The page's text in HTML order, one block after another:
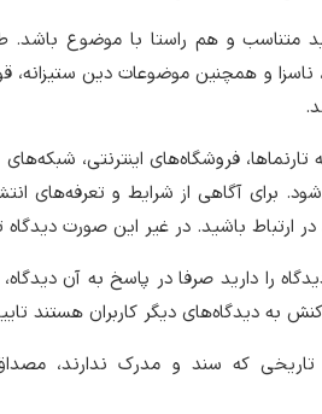
باید متناسب و هم راستا با موضوع
و همچنین موضوعات دین ستیزانه، قوم
تارنماها، فروشگاه‌های اینترنتی،
برای آگاهی از شرایط و تعرفه‌های
در ارتباط باشید. در غیر این صورت
را دارید صرفا در پاسخ به آن
به دیدگاه‌های دیگر کاربران هستند
تاریخی که سند و مدرک ندارند،